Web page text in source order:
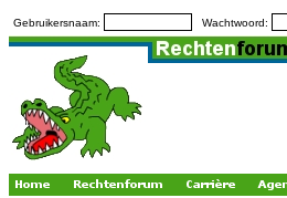
Gebruikersnaam: Wachtwoord: